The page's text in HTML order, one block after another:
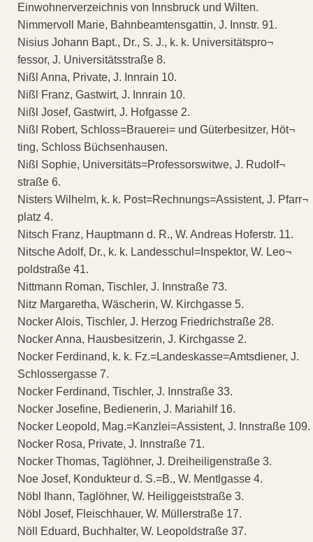
Einwohnerverzeichnis von Innsbruck und Wilten.
Nimmervoll Marie, Bahnbeamtensgattin, J. Innstr. 91.
Nisius Johann Bapt., Dr., S. J., k. k. Universitätspro¬
fessor, J. Universitätsstraße 8.
Nißl Anna, Private, J. Innrain 10.
Nißl Franz, Gastwirt, J. Innrain 10.
Nißl Josef, Gastwirt, J. Hofgasse 2.
Nißl Robert, Schloss=Brauerei= und Güterbesitzer, Höt¬
ting, Schloss Büchsenhausen.
Nißl Sophie, Universitäts=Professorswitwe, J. Rudolf¬
straße 6.
Nisters Wilhelm, k. k. Post=Rechnungs=Assistent, J. Pfarr¬
platz 4.
Nitsch Franz, Hauptmann d. R., W. Andreas Hoferstr. 11.
Nitsche Adolf, Dr., k. k. Landesschul=Inspektor, W. Leo¬
poldstraße 41.
Nittmann Roman, Tischler, J. Innstraße 73.
Nitz Margaretha, Wäscherin, W. Kirchgasse 5.
Nocker Alois, Tischler, J. Herzog Friedrichstraße 28.
Nocker Anna, Hausbesitzerin, J. Kirchgasse 2.
Nocker Ferdinand, k. k. Fz.=Landeskasse=Amtsdiener, J.
Schlossergasse 7.
Nocker Ferdinand, Tischler, J. Innstraße 33.
Nocker Josefine, Bedienerin, J. Mariahilf 16.
Nocker Leopold, Mag.=Kanzlei=Assistent, J. Innstraße 109.
Nocker Rosa, Private, J. Innstraße 71.
Nocker Thomas, Taglöhner, J. Dreiheiligenstraße 3.
Noe Josef, Kondukteur d. S.=B., W. Mentlgasse 4.
Nöbl Ihann, Taglöhner, W. Heiliggeiststraße 3.
Nöbl Josef, Fleischhauer, W. Müllerstraße 17.
Nöll Eduard, Buchhalter, W. Leopoldstraße 37.